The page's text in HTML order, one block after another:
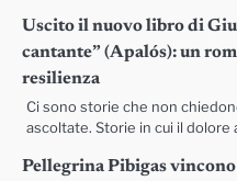
Uscito il nuovo libro di
cantante” (Apalós): un
resilienza
Ci sono storie che non
ascoltate. Storie in cui il dolore
Pellegrina Pibigas